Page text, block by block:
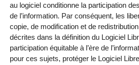
au logiciel conditionne la participation
de l’information. Par conséquent, les
copie, de modification et de
décrites dans la définition du Logiciel
participation équitable à l’ère de
pour ces sujets, protéger le Logiciel